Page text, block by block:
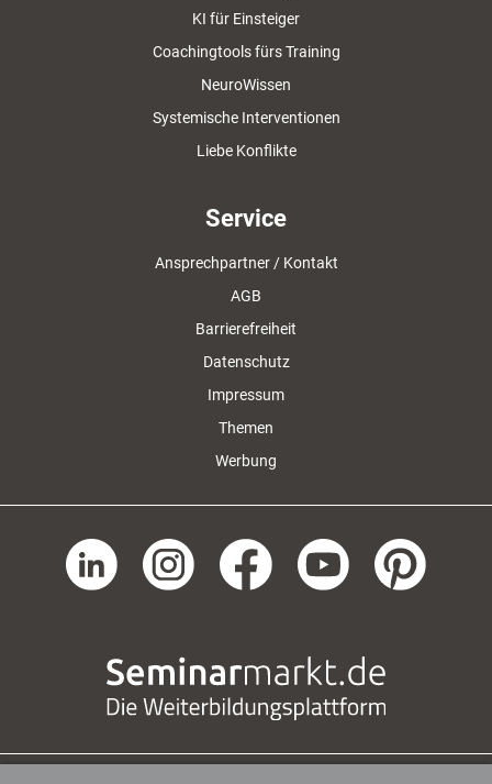
KI für Einsteiger
Coachingtools fürs Training
NeuroWissen
Systemische Interventionen
Liebe Konflikte
Service
Ansprechpartner / Kontakt
AGB
Barrierefreiheit
Datenschutz
Impressum
Themen
Werbung